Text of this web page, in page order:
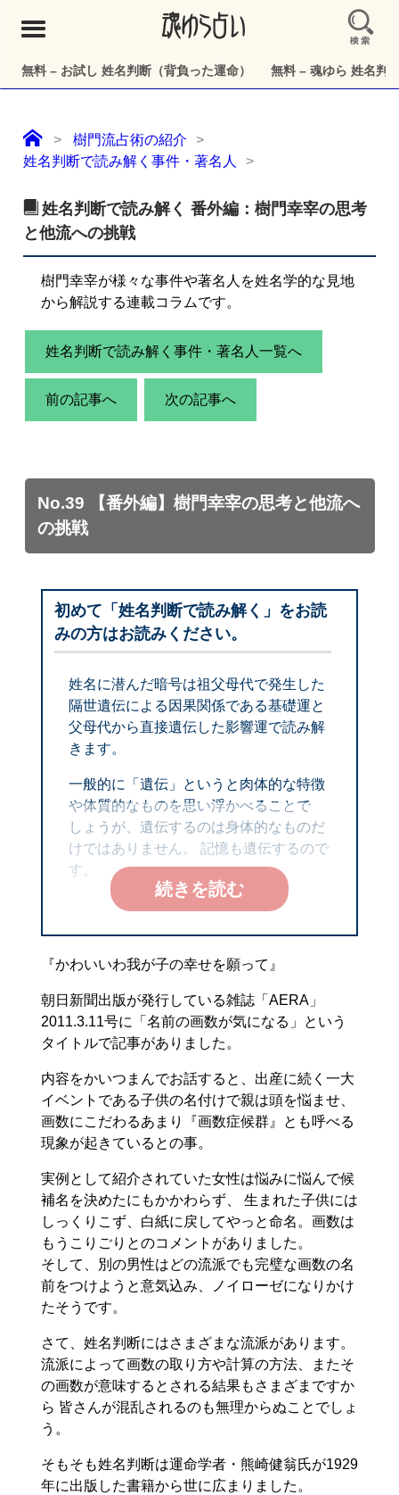
メ
ー
無料 – お試し 姓名判断（背負った運命） 無料 – 魂ゆら 姓名判
樹門流占術の紹介
姓名判断で読み解く事件・著名人
姓名判断で読み解く 番外編：樹門幸宰の思考
と他流への挑戦
樹門幸宰が様々な事件や著名人を姓名学的な見地
から解説する連載コラムです。
姓名判断で読み解く事件・著名人一覧へ
前の記事へ 次の記事へ
No.39 【番外編】樹門幸宰の思考と他流へ
の挑戦
初めて「姓名判断で読み解く」をお読
みの方はお読みください。
姓名に潜んだ暗号は祖父母代で発生した
隔世遺伝による因果関係である基礎運と
父母代から直接遺伝した影響運で読み解
きます。
一般的に「遺伝」というと肉体的な特徴
や体質的なものを思い浮かべることで
しょうが、遺伝するのは身体的なものだ
けではありません。 記憶も遺伝するので
す。
続きを読む
『かわいいわ我が子の幸せを願って』
朝日新聞出版が発行している雑誌「AERA」
2011.3.11号に「名前の画数が気になる」という
タイトルで記事がありました。
内容をかいつまんでお話すると、出産に続く一大
イベントである子供の名付けで親は頭を悩ませ、
画数にこだわるあまり『画数症候群』とも呼べる
現象が起きているとの事。
実例として紹介されていた女性は悩みに悩んで候
補名を決めたにもかかわらず、 生まれた子供には
しっくりこず、白紙に戻してやっと命名。画数は
もうこりごりとのコメントがありました。
そして、別の男性はどの流派でも完璧な画数の名
前をつけようと意気込み、ノイローゼになりかけ
たそうです。
さて、姓名判断にはさまざまな流派があります。
流派によって画数の取り方や計算の方法、またそ
の画数が意味するとされる結果もさまざまですか
ら 皆さんが混乱されるのも無理からぬことでしょ
う。
そもそも姓名判断は運命学者・熊崎健翁氏が1929
年に出版した書籍から世に広まりました。